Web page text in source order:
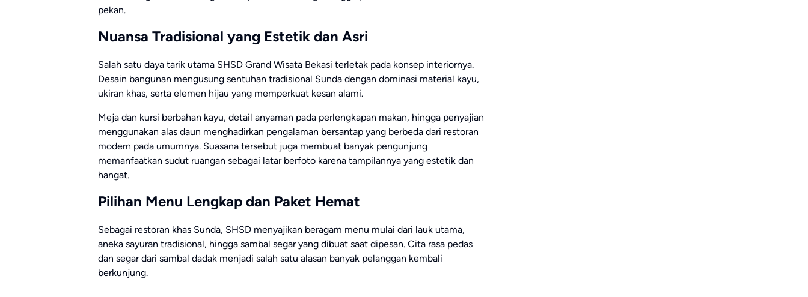
pekan.
Nuansa Tradisional yang Estetik dan Asri
Salah satu daya tarik utama SHSD Grand Wisata Bekasi terletak pada konsep interiornya.
Desain bangunan mengusung sentuhan tradisional Sunda dengan dominasi material kayu,
ukiran khas, serta elemen hijau yang memperkuat kesan alami.
Meja dan kursi berbahan kayu, detail anyaman pada perlengkapan makan, hingga penyajian
menggunakan alas daun menghadirkan pengalaman bersantap yang berbeda dari restoran
modern pada umumnya. Suasana tersebut juga membuat banyak pengunjung
memanfaatkan sudut ruangan sebagai latar berfoto karena tampilannya yang estetik dan
hangat.
Pilihan Menu Lengkap dan Paket Hemat
Sebagai restoran khas Sunda, SHSD menyajikan beragam menu mulai dari lauk utama,
aneka sayuran tradisional, hingga sambal segar yang dibuat saat dipesan. Cita rasa pedas
dan segar dari sambal dadak menjadi salah satu alasan banyak pelanggan kembali
berkunjung.